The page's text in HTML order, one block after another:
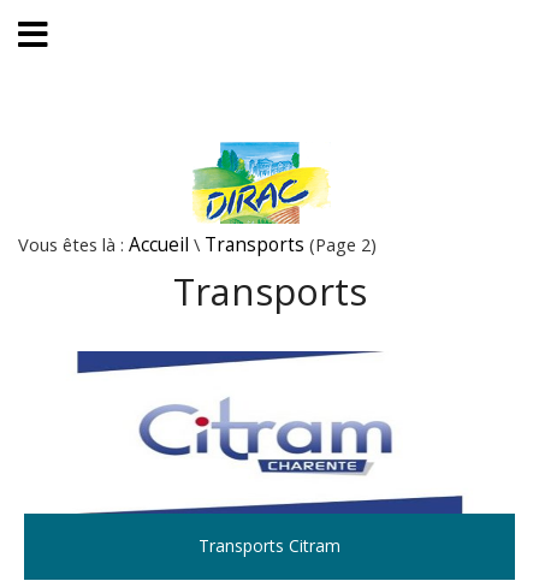
Vous êtes là : Accueil \ Transports (Page 2)
Transports
Transports Citram